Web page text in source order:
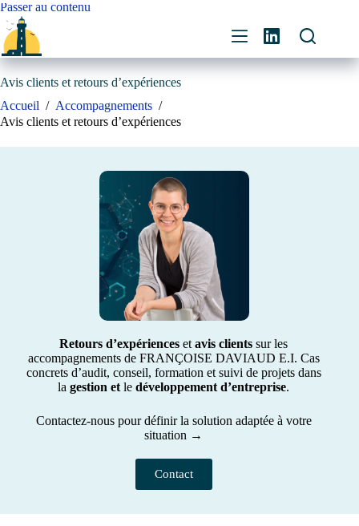
Passer au contenu
Avis clients et retours d’expériences
Accueil / Accompagnements /
Avis clients et retours d’expériences
Retours d’expériences etavis clients sur les
accompagnements de FRANÇOISE DAVIAUD E.I. Cas
concrets d’audit, conseil, formation et suivi de projets dans
la gestion etledéveloppement d’entreprise.
Contactez-nous pour définir la solution adaptée à votre
situation →
Contact